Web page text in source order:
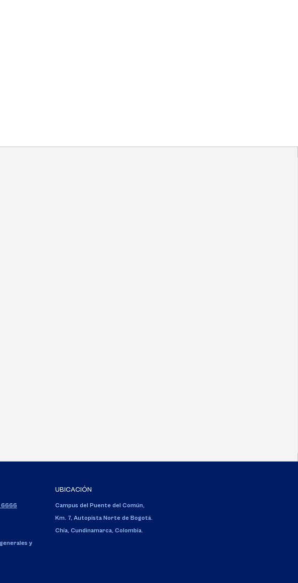
6666
y
UBICACIÓN
Campus del Puente del Común,
Km. 7, Autopista Norte de Bogotá.
Chía, Cundinamarca, Colombia.